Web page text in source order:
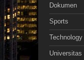
Dokumen
Sports
Technology
Universitas